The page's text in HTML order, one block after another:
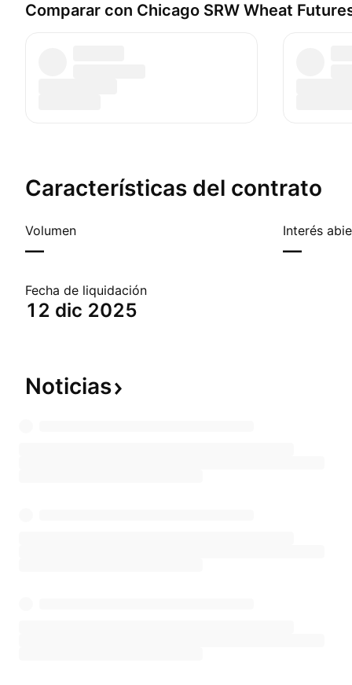
Comparar con Chicago SRW Wheat
Características del contrato
Volumen
—
Interés
—
Fecha de liquidación
12 dic 2025
Noticias